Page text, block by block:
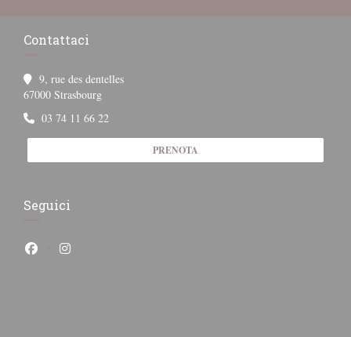
Contattaci
9, rue des dentelles
67000 Strasbourg((apre una nuova finestra))
03 74 11 66 22
PRENOTA
Seguici
Facebook ((apre una nuova finestra))
Instagram ((apre una nuova finestra))